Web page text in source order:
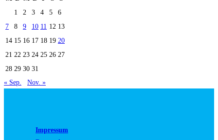
1
2 3 4 5
6
7
8 9 10 11 12 13
14 15 16 17 18 19 20
21 22 23 24 25 26 27
28 29 30 31
« Sep.
Nov. »
Impressum